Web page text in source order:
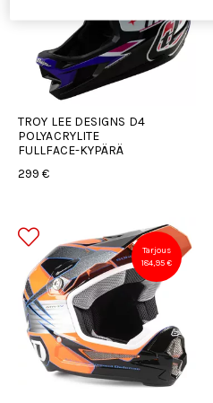
TROY LEE DESIGNS D4
POLYACRYLITE
FULLFACE-KYPÄRÄ
299 €
Tarjous
184,95 €